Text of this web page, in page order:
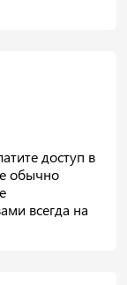
доступ в
обычно
всегда на